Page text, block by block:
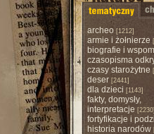
archeo [1212]
armie i żołnierze
biografie i
czasopisma
czasy starożytne
deser[2441]
dla dzieci [1143]
fakty, domysły,
interpretacje [2230]
fortyfikacje i
historia narodów